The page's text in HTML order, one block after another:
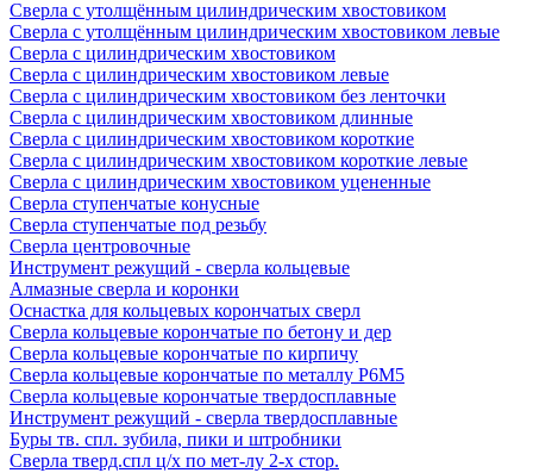
Сверла с утолщённым цилиндрическим хвостовиком
Сверла с утолщённым цилиндрическим хвостовиком левые
Сверла с цилиндрическим хвостовиком
Сверла с цилиндрическим хвостовиком левые
Сверла с цилиндрическим хвостовиком без ленточки
Сверла с цилиндрическим хвостовиком длинные
Сверла с цилиндрическим хвостовиком короткие
Сверла с цилиндрическим хвостовиком короткие левые
Сверла с цилиндрическим хвостовиком уцененные
Сверла ступенчатые конусные
Сверла ступенчатые под резьбу
Сверла центровочные
Инструмент режущий - сверла кольцевые
Алмазные сверла и коронки
Оснастка для кольцевых корончатых сверл
Сверла кольцевые корончатые по бетону и дер
Сверла кольцевые корончатые по кирпичу
Сверла кольцевые корончатые по металлу Р6М5
Сверла кольцевые корончатые твердосплавные
Инструмент режущий - сверла твердосплавные
Буры тв. спл. зубила, пики и штробники
Сверла тверд.спл ц/х по мет-лу 2-х стор.